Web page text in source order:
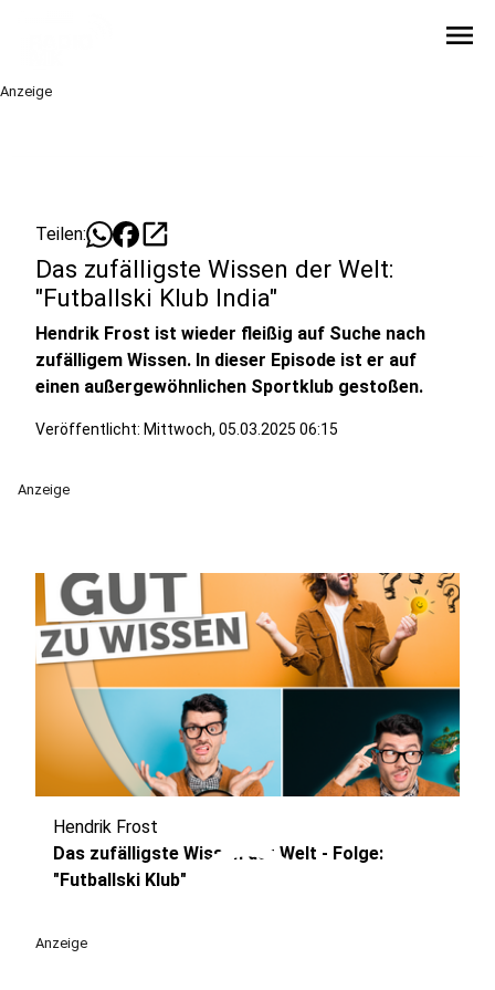
menu
Anzeige
Teilen: open_in_new
Das zufälligste Wissen der Welt:
"Futballski Klub India"
Hendrik Frost ist wieder fleißig auf Suche nach
zufälligem Wissen. In dieser Episode ist er auf
einen außergewöhnlichen Sportklub gestoßen.
Veröffentlicht: Mittwoch, 05.03.2025 06:15
Anzeige
play_circle
Hendrik Frost
Das zufälligste Wissen der Welt - Folge:
"Futballski Klub"
Anzeige